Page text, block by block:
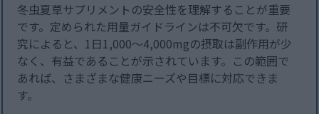
冬虫夏草サプリメントの安全性を理解することが重要
です。定められた用量ガイドラインは不可欠です。研
究によると、1日1,000～4,000mgの摂取は副作用が少
なく、有益であることが示されています。この範囲で
あれば、さまざまな健康ニーズや目標に対応できま
す。